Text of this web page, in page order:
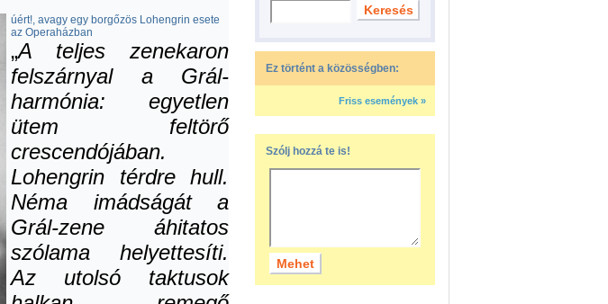
úért!, avagy egy borgőzös Lohengrin esete
az Operaházban
„A teljes zenekaron
felszárnyal a Grál-
harmónia: egyetlen
ütem feltörő
crescendójában.
Lohengrin térdre hull.
Néma imádságát a
Grál-zene áhitatos
szólama helyettesíti.
Az utolsó taktusok
Ez történt a közösségben:
Friss események »
Szólj hozzá te is!